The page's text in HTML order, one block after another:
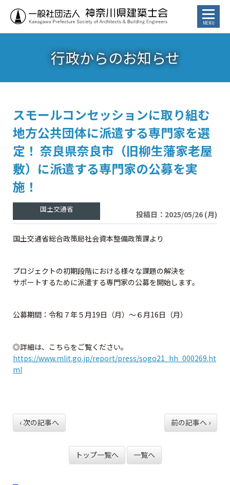
お知らせ
トピックス
講習会・イベント
⾏政からのお知らせ
カレンダー
建築士／建築士を目指す方へ
ニ級・⽊造建築⼠試験について
資格の諸手続
二級・木造建築士の諸手続
二級・木造の名簿の閲覧と登録
⾏政からのお知らせ
スモールコンセッションに取り組む
地方公共団体に派遣する専門家を選
定！ 奈良県奈良市（旧柳生藩家老屋
敷）に派遣する専門家の公募を実
施！
投稿日：2025/05/26 (月)
国土交通省総合政策局社会資本整備政策課より
プロジェクトの初期段階における様々な課題の解決を
サポートするために派遣する専門家の公募を開始します。
公募期間：令和７年５月19日（月）～６月16日（月）
◎詳細は、こちらをご覧ください。
https://www.mlit.go.jp/report/press/sogo21_hh_000269.ht
ml
‹ 次の記事へ 前の記事へ ›
トップ一覧へ 一覧へ